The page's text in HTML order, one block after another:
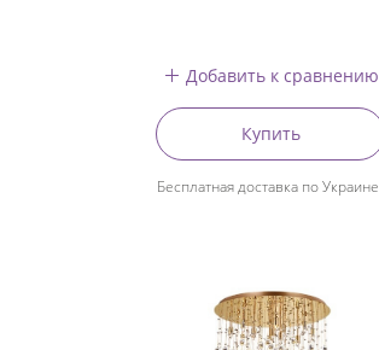
Добавить к сравнению
Купить
Бесплатная доставка по Украине